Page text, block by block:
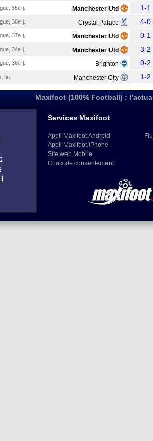
35e j. Manchester Utd 1-1
36e j. Crystal Palace 4-0
37e j. Manchester Utd 0-1
34e j. Manchester Utd 3-2
38e j. Brighton 0-2
fin. Manchester City 1-2
Maxifoot (100% Football) :
Services Maxifoot
Appli Maxifoot Android
Appli Maxifoot iPhone
Site web Mobile
Choix de consentement